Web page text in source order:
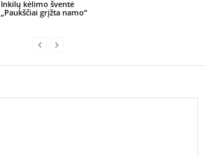
Inkilų kėlimo šventė
„Paukščiai grįžta namo“